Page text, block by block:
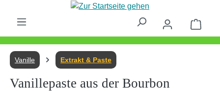
Zum Hauptinhalt springen
Vanille Extrakt & Paste
Vanillepaste aus der Bourbon